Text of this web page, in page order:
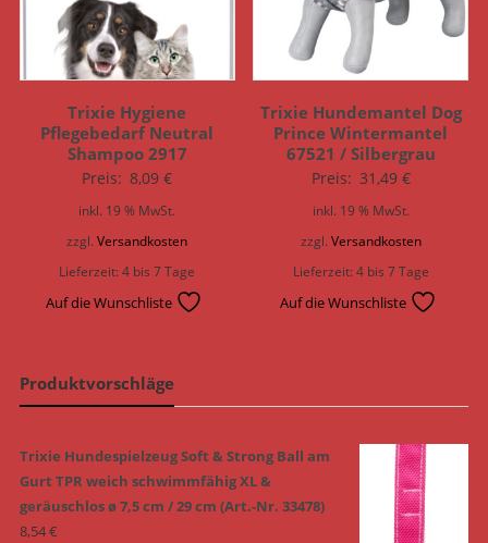
Trixie Hygiene
Pflegebedarf Neutral
Shampoo 2917
Preis: 8,09€
inkl. 19 % MwSt.
zzgl.Versandkosten
Lieferzeit:4 bis 7 Tage
Auf die Wunschliste
Trixie Hundemantel Dog
Prince Wintermantel
67521 / Silbergrau
Preis: 31,49 €
inkl. 19 % MwSt.
zzgl.Versandkosten
Lieferzeit:4 bis 7 Tage
Auf die Wunschliste
Produktvorschläge
Trixie Hundespielzeug Soft & Strong Ball am
Gurt TPR weich schwimmfähig XL &
geräuschlos ø 7,5 cm / 29 cm (Art.-Nr. 33478)
8,54€